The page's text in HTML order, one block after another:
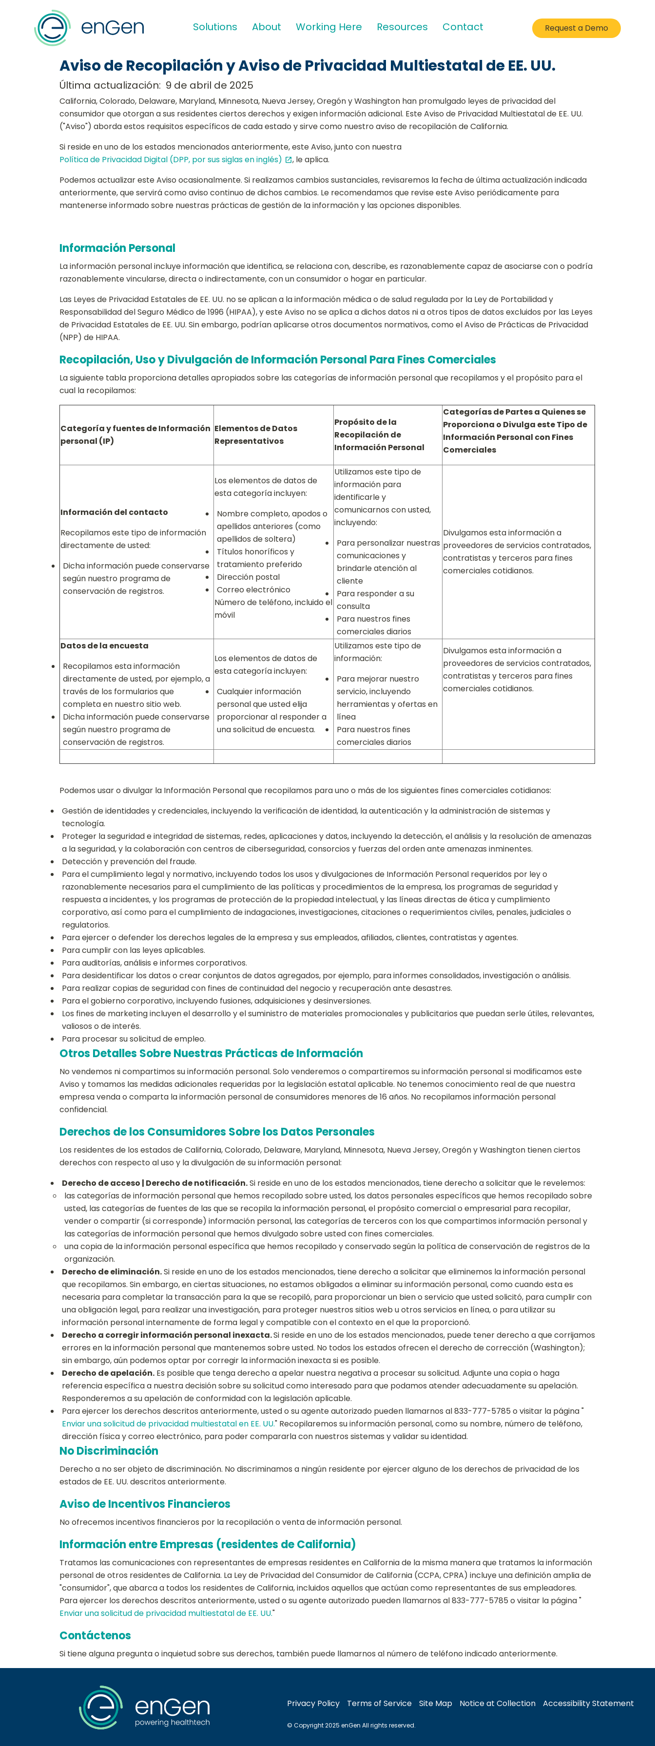
Request a Demo
Solutions About Working Here Resources Contact
Aviso de Recopilación y Aviso de Privacidad Multiestatal de EE. UU.
Última actualización: 9 de abril de 2025
California, Colorado, Delaware, Maryland, Minnesota, Nueva Jersey, Oregón y Washington han promulgado leyes de privacidad del
consumidor que otorgan a sus residentes ciertos derechos y exigen información adicional. Este Aviso de Privacidad Multiestatal de EE. UU.
("Aviso") aborda estos requisitos específicos de cada estado y sirve como nuestro aviso de recopilación de California.
Si reside en uno de los estados mencionados anteriormente, este Aviso, junto con nuestra
Política de Privacidad Digital (DPP, por sus siglas en inglés) open_in_new, le aplica.
Podemos actualizar este Aviso ocasionalmente. Si realizamos cambios sustanciales, revisaremos la fecha de última actualización indicada
anteriormente, que servirá como aviso continuo de dichos cambios. Le recomendamos que revise este Aviso periódicamente para
mantenerse informado sobre nuestras prácticas de gestión de la información y las opciones disponibles.
Información Personal
La información personal incluye información que identifica, se relaciona con, describe, es razonablemente capaz de asociarse con o podría
razonablemente vincularse, directa o indirectamente, con un consumidor o hogar en particular.
Las Leyes de Privacidad Estatales de EE. UU. no se aplican a la información médica o de salud regulada por la Ley de Portabilidad y
Responsabilidad del Seguro Médico de 1996 (HIPAA), y este Aviso no se aplica a dichos datos ni a otros tipos de datos excluidos por las Leyes
de Privacidad Estatales de EE. UU. Sin embargo, podrían aplicarse otros documentos normativos, como el Aviso de Prácticas de Privacidad
(NPP) de HIPAA.
Recopilación, Uso y Divulgación de Información Personal Para Fines Comerciales
La siguiente tabla proporciona detalles apropiados sobre las categorías de información personal que recopilamos y el propósito para el
cual la recopilamos:
Categoría y fuentes de Información
personal (IP)
Elementos de Datos
Representativos
Propósito de la
Recopilación de
Información Personal
Categorías de Partes a Quienes se
Proporciona o Divulga este Tipo de
Información Personal con Fines
Comerciales
Información del contacto
Recopilamos este tipo de información
directamente de usted:
Dicha información puede conservarse
según nuestro programa de
conservación de registros.
Los elementos de datos de
esta categoría incluyen:
Nombre completo, apodos o
apellidos anteriores (como
apellidos de soltera)
Títulos honoríficos y
tratamiento preferido
Dirección postal
Correo electrónico
Número de teléfono, incluido el
móvil
Utilizamos este tipo de
información para
identificarle y
comunicarnos con usted,
incluyendo:
Para personalizar nuestras
comunicaciones y
brindarle atención al
cliente
Para responder a su
consulta
Para nuestros fines
comerciales diarios
Divulgamos esta información a
proveedores de servicios contratados,
contratistas y terceros para fines
comerciales cotidianos.
Datos de la encuesta
Recopilamos esta información
directamente de usted, por ejemplo, a
través de los formularios que
completa en nuestro sitio web.
Dicha información puede conservarse
según nuestro programa de
conservación de registros.
Los elementos de datos de
esta categoría incluyen:
Cualquier información
personal que usted elija
proporcionar al responder a
una solicitud de encuesta.
Utilizamos este tipo de
información:
Para mejorar nuestro
servicio, incluyendo
herramientas y ofertas en
línea
Para nuestros fines
comerciales diarios
Divulgamos esta información a
proveedores de servicios contratados,
contratistas y terceros para fines
comerciales cotidianos.
Podemos usar o divulgar la Información Personal que recopilamos para uno o más de los siguientes fines comerciales cotidianos:
Gestión de identidades y credenciales, incluyendo la verificación de identidad, la autenticación y la administración de sistemas y
tecnología.
Proteger la seguridad e integridad de sistemas, redes, aplicaciones y datos, incluyendo la detección, el análisis y la resolución de amenazas
a la seguridad, y la colaboración con centros de ciberseguridad, consorcios y fuerzas del orden ante amenazas inminentes.
Detección y prevención del fraude.
Para el cumplimiento legal y normativo, incluyendo todos los usos y divulgaciones de Información Personal requeridos por ley o
razonablemente necesarios para el cumplimiento de las políticas y procedimientos de la empresa, los programas de seguridad y
respuesta a incidentes, y los programas de protección de la propiedad intelectual, y las líneas directas de ética y cumplimiento
corporativo, así como para el cumplimiento de indagaciones, investigaciones, citaciones o requerimientos civiles, penales, judiciales o
regulatorios.
Para ejercer o defender los derechos legales de la empresa y sus empleados, afiliados, clientes, contratistas y agentes.
Para cumplir con las leyes aplicables.
Para auditorías, análisis e informes corporativos.
Para desidentificar los datos o crear conjuntos de datos agregados, por ejemplo, para informes consolidados, investigación o análisis.
Para realizar copias de seguridad con fines de continuidad del negocio y recuperación ante desastres.
Para el gobierno corporativo, incluyendo fusiones, adquisiciones y desinversiones.
Los fines de marketing incluyen el desarrollo y el suministro de materiales promocionales y publicitarios que puedan serle útiles, relevantes,
valiosos o de interés.
Para procesar su solicitud de empleo.
Otros Detalles Sobre Nuestras Prácticas de Información
No vendemos ni compartimos su información personal. Solo venderemos o compartiremos su información personal si modificamos este
Aviso y tomamos las medidas adicionales requeridas por la legislación estatal aplicable. No tenemos conocimiento real de que nuestra
empresa venda o comparta la información personal de consumidores menores de 16 años. No recopilamos información personal
confidencial.
Derechos de los Consumidores Sobre los Datos Personales
Los residentes de los estados de California, Colorado, Delaware, Maryland, Minnesota, Nueva Jersey, Oregón y Washington tienen ciertos
derechos con respecto al uso y la divulgación de su información personal:
Derecho de acceso | Derecho de notificación.Si reside en uno de los estados mencionados, tiene derecho a solicitar que le revelemos:
las categorías de información personal que hemos recopilado sobre usted, los datos personales específicos que hemos recopilado sobre
usted, las categorías de fuentes de las que se recopila la información personal, el propósito comercial o empresarial para recopilar,
vender o compartir (si corresponde) información personal, las categorías de terceros con los que compartimos información personal y
las categorías de información personal que hemos divulgado sobre usted con fines comerciales.
una copia de la información personal específica que hemos recopilado y conservado según la política de conservación de registros de la
organización.
Derecho de eliminación.Si reside en uno de los estados mencionados, tiene derecho a solicitar que eliminemos la información personal
que recopilamos. Sin embargo, en ciertas situaciones, no estamos obligados a eliminar su información personal, como cuando esta es
necesaria para completar la transacción para la que se recopiló, para proporcionar un bien o servicio que usted solicitó, para cumplir con
una obligación legal, para realizar una investigación, para proteger nuestros sitios web u otros servicios en línea, o para utilizar su
información personal internamente de forma legal y compatible con el contexto en el que la proporcionó.
Derecho a corregir información personal inexacta.Si reside en uno de los estados mencionados, puede tener derecho a que corrijamos
errores en la información personal que mantenemos sobre usted. No todos los estados ofrecen el derecho de corrección (Washington);
sin embargo, aún podemos optar por corregir la información inexacta si es posible.
Derecho de apelación. Es posible que tenga derecho a apelar nuestra negativa a procesar su solicitud. Adjunte una copia o haga
referencia específica a nuestra decisión sobre su solicitud como interesado para que podamos atender adecuadamente su apelación.
Responderemos a su apelación de conformidad con la legislación aplicable.
Para ejercer los derechos descritos anteriormente, usted o su agente autorizado pueden llamarnos al 833-777-5785 o visitar la página "
Enviar una solicitud de privacidad multiestatal en EE. UU." Recopilaremos su información personal, como su nombre, número de teléfono,
dirección física y correo electrónico, para poder compararla con nuestros sistemas y validar su identidad.
No Discriminación
Derecho a no ser objeto de discriminación. No discriminamos a ningún residente por ejercer alguno de los derechos de privacidad de los
estados de EE. UU. descritos anteriormente.
Aviso de Incentivos Financieros
No ofrecemos incentivos financieros por la recopilación o venta de información personal.
Información entre Empresas (residentes de California)
Tratamos las comunicaciones con representantes de empresas residentes en California de la misma manera que tratamos la información
personal de otros residentes de California. La Ley de Privacidad del Consumidor de California (CCPA, CPRA) incluye una definición amplia de
"consumidor", que abarca a todos los residentes de California, incluidos aquellos que actúan como representantes de sus empleadores.
Para ejercer los derechos descritos anteriormente, usted o su agente autorizado pueden llamarnos al 833-777-5785 o visitar la página "
Enviar una solicitud de privacidad multiestatal de EE. UU."
Contáctenos
Si tiene alguna pregunta o inquietud sobre sus derechos, también puede llamarnos al número de teléfono indicado anteriormente.
Privacy Policy Terms of Service Site Map Notice at Collection Accessibility Statement
© Copyright 2025 enGen All rights reserved.